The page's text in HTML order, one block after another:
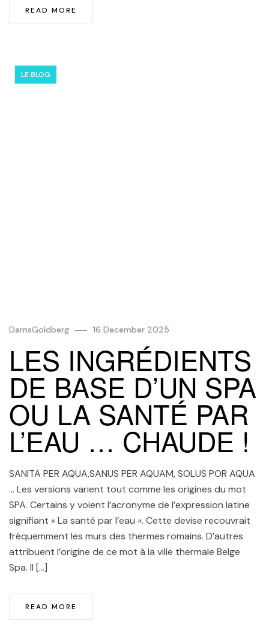
READ MORE
LE BLOG
DamsGoldberg 16 December 2025
LES INGRÉDIENTS
DE BASE D’UN SPA
OU LA SANTÉ PAR
L’EAU … CHAUDE !
SANITA PER AQUA,SANUS PER AQUAM, SOLUS POR AQUA
… Les versions varient tout comme les origines du mot
SPA. Certains y voient l’acronyme de l’expression latine
signifiant « La santé par l’eau ». Cette devise recouvrait
fréquemment les murs des thermes romains. D’autres
attribuent l’origine de ce mot à la ville thermale Belge
Spa. Il […]
READ MORE